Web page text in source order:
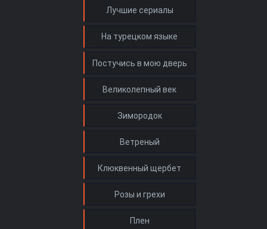
Лучшие сериалы
На турецком языке